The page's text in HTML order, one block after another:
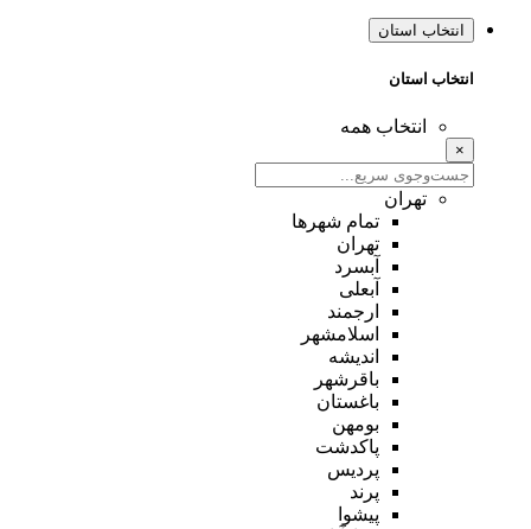
انتخاب استان
انتخاب استان
انتخاب همه
×
تهران
تمام شهر‌ها
تهران
آبسرد
آبعلی
ارجمند
اسلامشهر
اندیشه
باقرشهر
باغستان
بومهن
پاکدشت
پردیس
پرند
پیشوا